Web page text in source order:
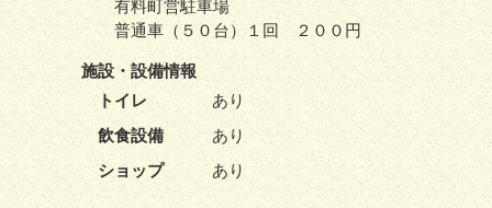
有料町営駐車場
普通車（５０台）１回 ２００円
施設・ 設備情報
トイレ
あり
飲食設備
あり
ショップ
あり